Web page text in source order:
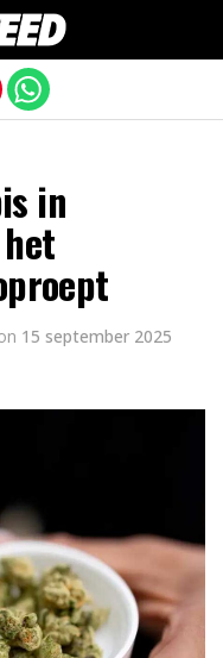
in
15 september 2025